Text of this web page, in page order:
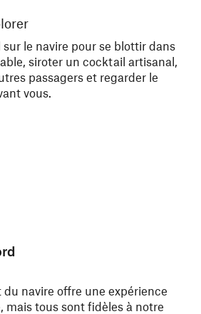
sur le navire pour se blottir dans
siroter un cocktail artisanal,
passagers et regarder le
vous.
navire offre une expérience
mais tous sont fidèles à notre